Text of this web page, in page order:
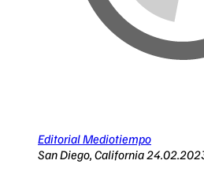
Editorial Mediotiempo
San Diego, California